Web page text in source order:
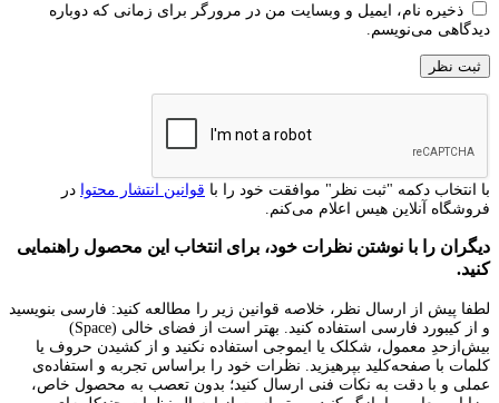
ذخیره نام، ایمیل و وبسایت من در مرورگر برای زمانی که دوباره
دیدگاهی می‌نویسم.
با انتخاب دکمه "ثبت نظر" موافقت خود را با قوانین انتشار محتوا در
فروشگاه آنلاین هیس اعلام می‌کنم.
دیگران را با نوشتن نظرات خود، برای انتخاب این محصول راهنمایی
کنید.
لطفا پیش از ارسال نظر، خلاصه قوانین زیر را مطالعه کنید: فارسی بنویسید
و از کیبورد فارسی استفاده کنید. بهتر است از فضای خالی (Space)
بیش‌از‌حدِ معمول، شکلک یا ایموجی استفاده نکنید و از کشیدن حروف یا
کلمات با صفحه‌کلید بپرهیزید. نظرات خود را براساس تجربه و استفاده‌ی
عملی و با دقت به نکات فنی ارسال کنید؛ بدون تعصب به محصول خاص،